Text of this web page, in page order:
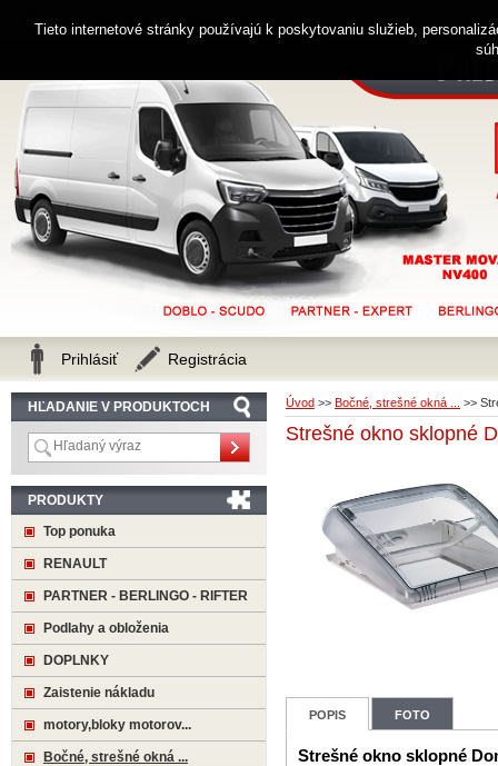
Úvod >> Bočné, strešné okná ... >>
Strešné okno sklopné
POPIS FOTO
Strešné okno sklopné
HĽADANIE V PRODUKTOCH
PRODUKTY
Top ponuka
RENAULT
PARTNER - BERLINGO - RIFTER
Podlahy a obloženia
DOPLNKY
Zaistenie nákladu
motory,bloky motorov...
Bočné, strešné okná ...
Zákaznícka linka 0914 238 482
Prihlásiť Registrácia
Tieto internetové stránky používajú k poskytovaniu služieb,